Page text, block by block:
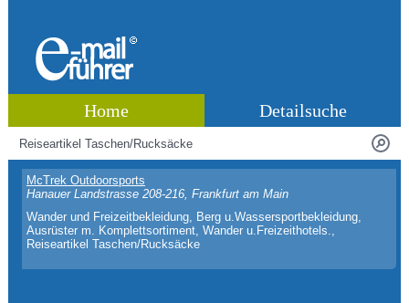
Home Detailsuche
McTrek Outdoorsports
Hanauer Landstrasse 208-216, Frankfurt am Main
Wander und Freizeitbekleidung, Berg u.Wassersportbekleidung,
Ausrüster m. Komplettsortiment, Wander u.Freizeithotels.,
Reiseartikel Taschen/Rucksäcke